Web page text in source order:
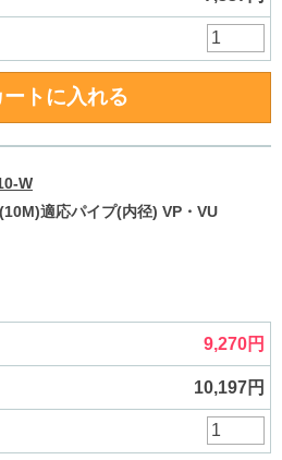
W
適応パイプ(内径) VP・VU
9,270円
10,197円